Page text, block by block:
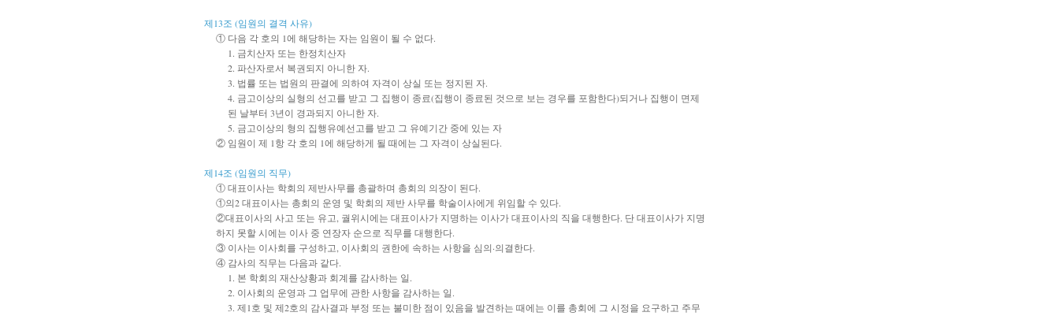
제13조 (임원의 결격 사유)
① 다음 각 호의 1에 해당하는 자는 임원이 될 수 없다.
1. 금치산자 또는 한정치산자
2. 파산자로서 복권되지 아니한 자.
3. 법률 또는 법원의 판결에 의하여 자격이 상실 또는 정지된 자.
4. 금고이상의 실형의 선고를 받고 그 집행이 종료(집행이 종료된 것으로 보는 경우를 포함한다)되거나 집행이 면제
된 날부터 3년이 경과되지 아니한 자.
5. 금고이상의 형의 집행유예선고를 받고 그 유예기간 중에 있는 자
② 임원이 제 1항 각 호의 1에 해당하게 될 때에는 그 자격이 상실된다.
제14조 (임원의 직무)
① 대표이사는 학회의 제반사무를 총괄하며 총회의 의장이 된다.
①의2 대표이사는 총회의 운영 및 학회의 제반 사무를 학술이사에게 위임할 수 있다.
②대표이사의 사고 또는 유고, 궐위시에는 대표이사가지명하는 이사가대표이사의 직을 대행한다. 단대표이사가지명
하지 못할 시에는 이사 중 연장자 순으로 직무를 대행한다.
③ 이사는 이사회를 구성하고, 이사회의 권한에 속하는 사항을 심의·의결한다.
④ 감사의 직무는 다음과 같다.
1. 본 학회의 재산상황과 회계를 감사하는 일.
2. 이사회의 운영과 그 업무에 관한 사항을 감사하는 일.
3. 제1호 및 제2호의 감사결과 부정 또는 불미한 점이 있음을 발견하는 때에는 이를 총회에 그 시정을 요구하고 주무